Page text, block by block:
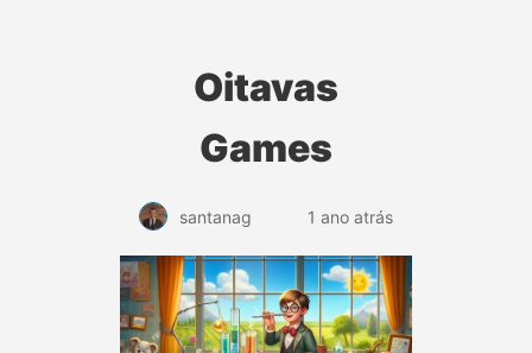
Oitavas
Games
santanag 1 ano atrás